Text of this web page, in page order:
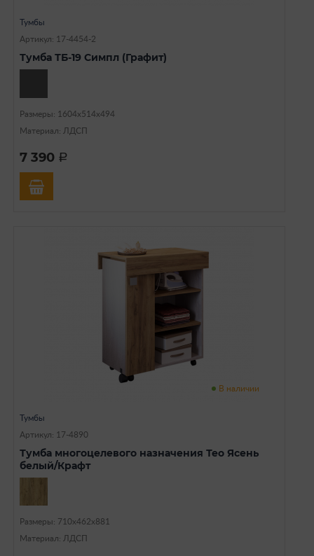
Тумбы
Артикул: 17-4454-2
Тумба ТБ-19 Симпл (Графит)
Размеры: 1604х514х494
Материал: ЛДСП
7 390 a
В наличии
Тумбы
Артикул: 17-4890
Тумба многоцелевого назначения Тео Ясень
белый/Крафт
Размеры: 710х462х881
Материал: ЛДСП